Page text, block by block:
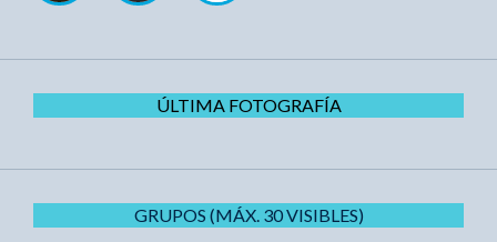
ÚLTIMA FOTOGRAFÍA
GRUPOS (MÁX. 30 VISIBLES)